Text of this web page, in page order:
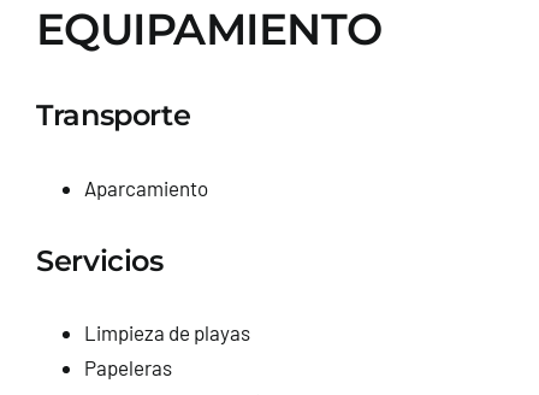
EQUIPAMIENTO
Transporte
Aparcamiento
Servicios
Limpieza de playas
Papeleras